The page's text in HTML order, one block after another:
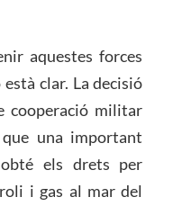
aquestes forces
clar. La decisió
cooperació militar
una important
obté els drets per
i gas al mar del